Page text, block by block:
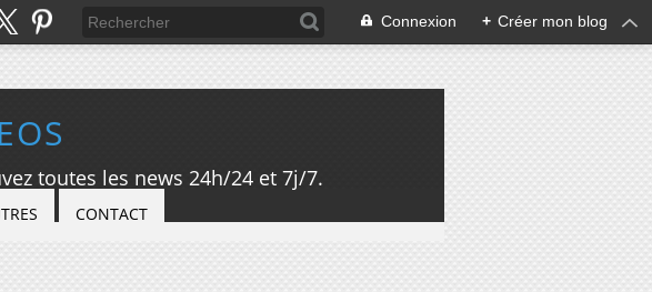
Connexion + Créer mon blog
toutes les news 24h/24 et 7j/7.
CONTACT